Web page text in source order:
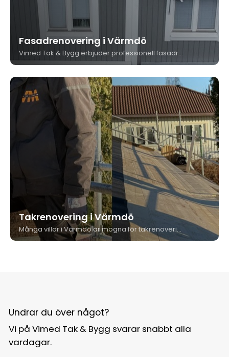
Fasadrenovering i Värmdö
Vimed Tak & Bygg erbjuder professionell fasadrenovering i Värmdö för både villor och bostadsrättsföreningar. Vi arbetar med erfarna montörer, högkvalitativa material och långsiktiga lösningar. Med fokus på trygghet, estetik och hållbarhet hjälper vi dig att ge fasaden nytt liv.
Takrenovering i Värmdö
Många villor i Värmdö är mogna för takrenovering, och kommunens havsnära klimat med hög luftfuktighet påskyndar nedbrytningen av tak. Vimed Tak & Bygg utför allt från partiella renoveringar till kompletta takbyten med eget team och 15 års garanti.
Undrar du över något?
Vi på Vimed Tak & Bygg svarar snabbt alla
vardagar.